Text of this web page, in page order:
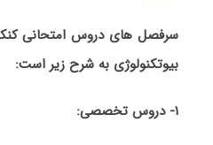
سرفصل های دروس امتحانی
بیوتکنولوژی به شرح زیر است:
۱- دروس تخصصی: